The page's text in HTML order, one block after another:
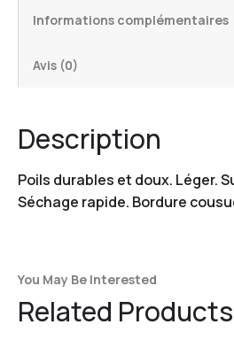
Informations complémentaires
Avis (0)
Description
Poils durables et doux. Léger.
Séchage rapide. Bordure
You May Be Interested
Related Products